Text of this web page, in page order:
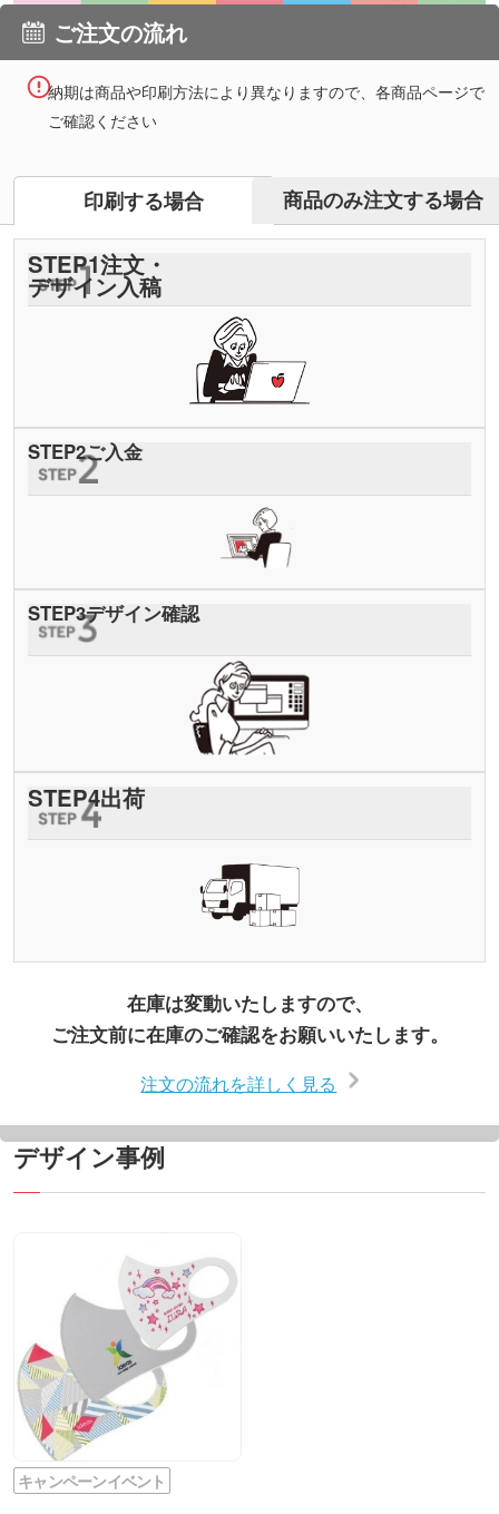
ご注文の流れ
納期は商品や印刷方法により異なりますので、各商品ページで
ご確認ください
印刷する場合 商品のみ注文する場合
STEP1注文・
デザイン入稿
STEP2ご入金
STEP3デザイン確認
STEP4出荷
在庫は変動いたしますので、
ご注文前に在庫のご確認をお願いいたします。
注文の流れを詳しく見る
デザイン事例
キャンペーンイベント